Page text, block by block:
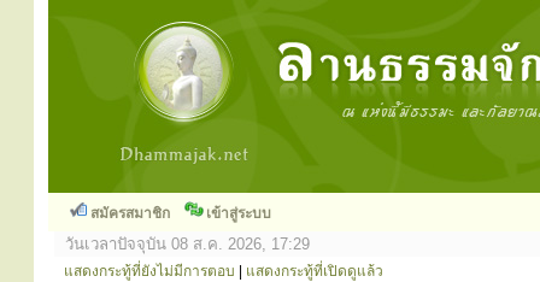
สมัครสมาชิก เข้าสู่ระบบ
วันเวลาปัจจุบัน 08 ส.ค. 2026, 17:29
แสดงกระทู้ที่ยังไม่มีการตอบ แสดงกระทู้ที่เปิดดูแล้ว